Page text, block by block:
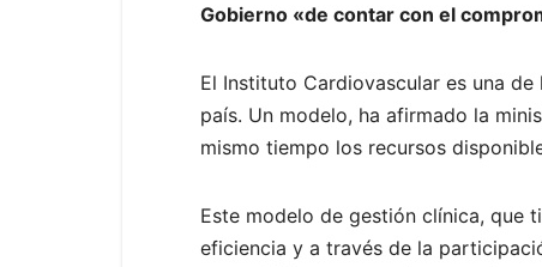
Gobierno «de contar con el
El Instituto Cardiovascular es una
país. Un modelo, ha afirmado la
mismo tiempo los recursos
Este modelo de gestión clínica, que
eficiencia y a través de la